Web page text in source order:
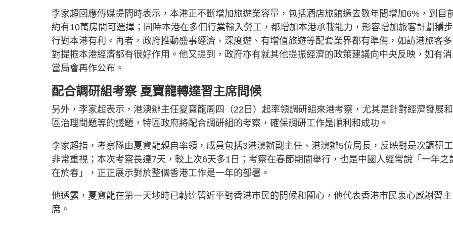
李家超回應傳媒提問時表示，本港正不斷增加旅遊業容量，包括酒店旅館過去數年間增加6%，到目
約有10萬房間可選擇；同時本港在多個行業輸入勞工，都增加本港承載能力，形容增加旅客計劃穩
行對本港有利。再者，政府推動盛事經濟、深度遊、有增值旅遊等配套業界都有準備，如訪港旅客多
對提振本港經濟都有很好作用。他又提到，政府亦有就其他提振經濟的政策建議向中央反映，如有
當局會再作公布。
配合調研組考察 夏寶龍轉達習主席問候
另外，李家超表示，港澳辦主任夏寶龍周四（22日）起率領調研組來港考察，尤其是針對經濟發展
區治理問題等的議題，特區政府將配合調研組的考察，確保調研工作是順利和成功。
李家超指，考察隊由夏寶龍親自率領，成員包括3港澳辦副主任、港澳辦5位局長，反映對是次調研
非常重視；本次考察長達7天，較上次6天多1日；考察在春節期間舉行，也是中國人經常說「一年之
在於春」，正正展示對於整個香港工作是一年的部署。
他透露，夏寶龍在第一天埗時已轉達習近平對香港市民的問候和關心，他代表香港市民衷心感謝習主
席。